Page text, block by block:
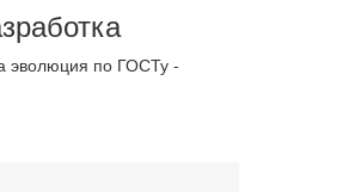
эволюция по ГОСТу -